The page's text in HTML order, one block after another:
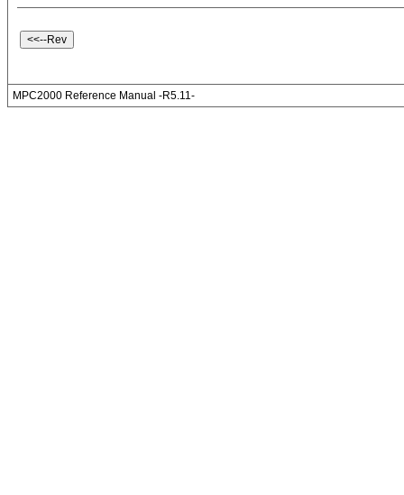
MPC2000 Reference Manual -R5.11-